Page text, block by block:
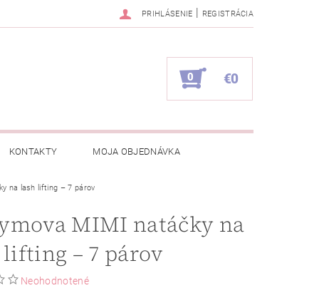
PRIHLÁSENIE | REGISTRÁCIA
0 €0
KONTAKTY MOJA OBJEDNÁVKA
na lash lifting – 7 párov
MIMI natáčky na
– 7 párov
Neohodnotené